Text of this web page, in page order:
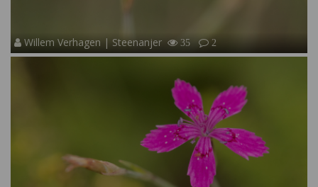
Willem Verhagen | Steenanjer 35 2